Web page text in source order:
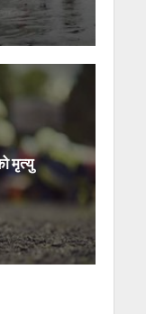
मृत्यु